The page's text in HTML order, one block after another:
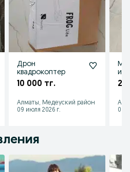
Дрон
квадрокоптер
10 000 тг.
Алматы, Медеуский район
09 июля 2026 г.
20
09